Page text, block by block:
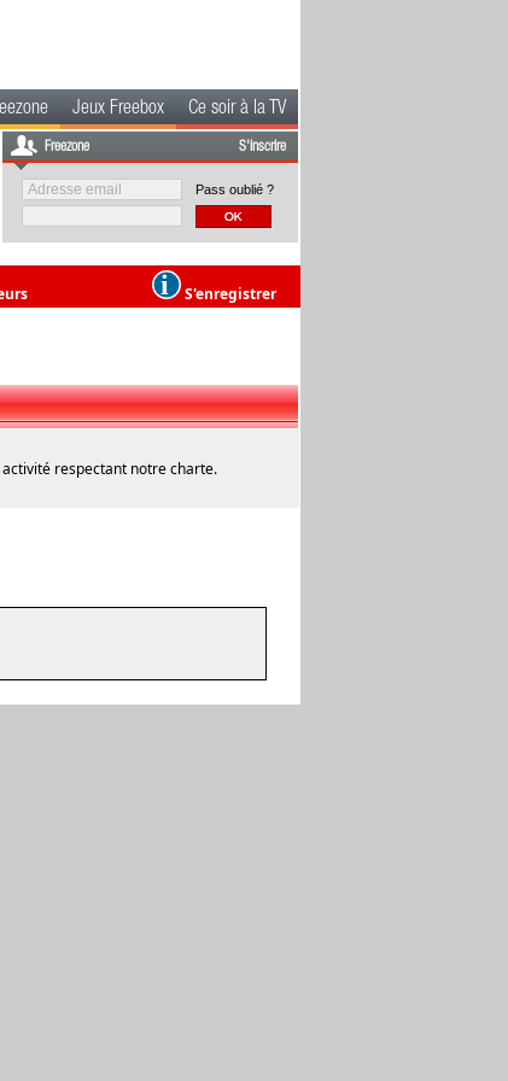
Jeux Freebox Ce soir à la TV
Freezone S'inscrire
Pass oublié ?
S'enregistrer
respectant notre charte.